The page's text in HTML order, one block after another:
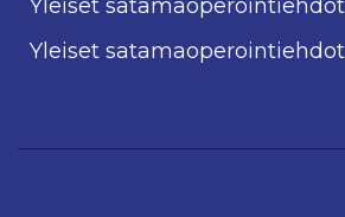
Yleiset satamaoperointiehdot
Yleiset satamaoperointiehdot